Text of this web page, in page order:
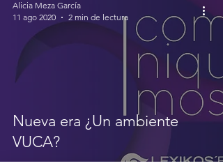
Nueva era ¿Un ambiente
VUCA?
Alicia Meza García
11 ago 2020
2 min de lectura